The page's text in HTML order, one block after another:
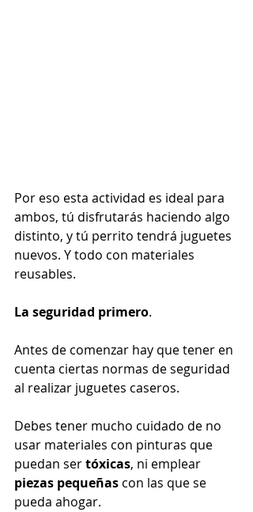
Por eso esta actividad es ideal para
ambos, tú disfrutarás haciendo algo
distinto, y tú perrito tendrá juguetes
nuevos. Y todo con materiales
reusables.
La seguridad primero.
Antes de comenzar hay que tener en
cuenta ciertas normas de seguridad
al realizar juguetes caseros.
Debes tener mucho cuidado de no
usar materiales con pinturas que
puedan ser tóxicas, ni emplear
piezas pequeñas con las que se
pueda ahogar.